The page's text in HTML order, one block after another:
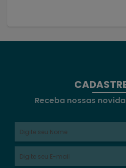
Receba nossas